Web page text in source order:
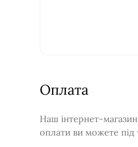
Оплата
Наш інтернет-
оплати ви можете